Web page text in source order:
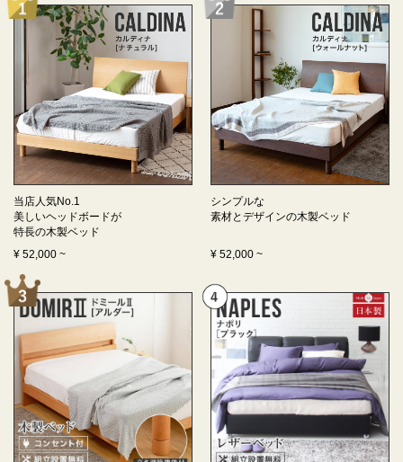
当店人気No.1
美しいヘッドボードが
特長の木製ベッド
¥ 52,000 ~
シンプルな
素材とデザインの木製ベッド
¥ 52,000 ~